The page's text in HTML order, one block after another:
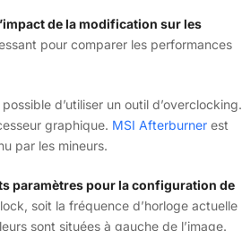
de la modification sur les
pour comparer les performances
d’utiliser un outil d’overclocking.
graphique. MSI Afterburner est
par les mineurs.
paramètres pour la configuration de
soit la fréquence d’horloge actuelle
sont situées à gauche de l’image.